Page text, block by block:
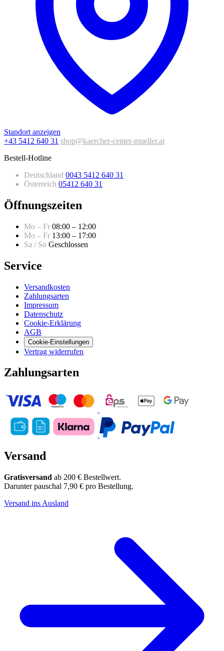
Standort anzeigen
+43 5412 640 31 shop@kaercher-center-mueller.at
Bestell-Hotline
Deutschland 0043 5412 640 31
Österreich 05412 640 31
Öffnungszeiten
Mo – Fr 08:00 – 12:00
Mo – Fr 13:00 – 17:00
Sa / So Geschlossen
Service
Versandkosten
Zahlungsarten
Impressum
Datenschutz
Cookie-Erklärung
AGB
Cookie-Einstellungen
Vertrag widerrufen
Zahlungsarten
Versand
Gratisversand ab 200 € Bestellwert.
Darunter pauschal 7,90 € pro Bestellung.
Versand ins Ausland